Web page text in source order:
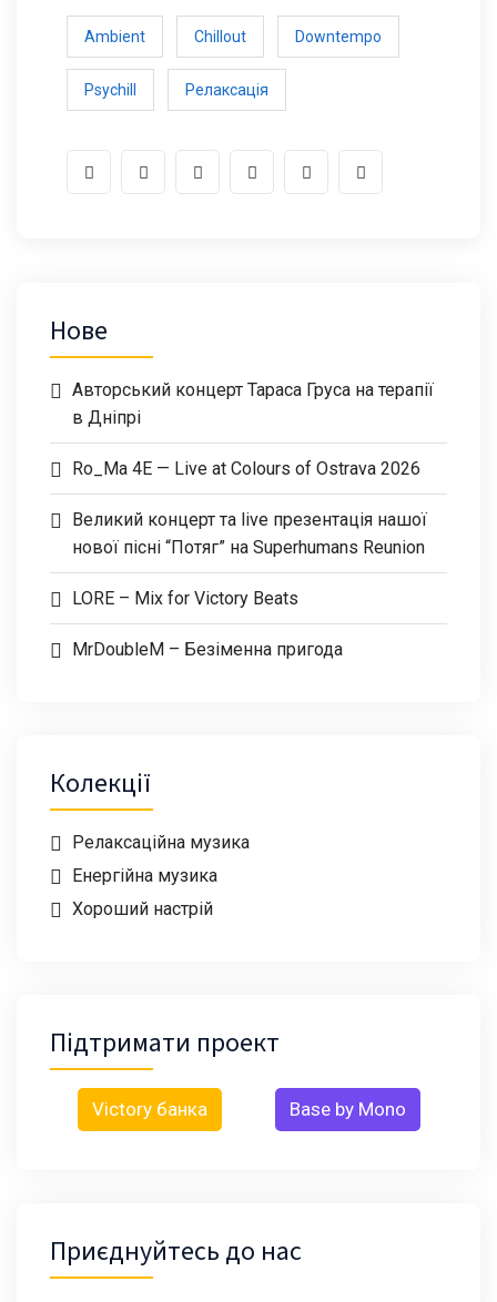
Ambient Chillout Downtempo
Psychill Релаксація
Нове
Авторський концерт Тараса Груса на терапії
в Дніпрі
Ro_Ma 4E — Live at Colours of Ostrava 2026
Великий концерт та live презентація нашої
нової пісні “Потяг” на Superhumans Reunion
LORE – Mix for Victory Beats
MrDoubleM – Безіменна пригода
Колекції
Релаксаційна музика
Енергійна музика
Хороший настрій
Підтримати проект
Victory банка Base by Mono
Приєднуйтесь до нас